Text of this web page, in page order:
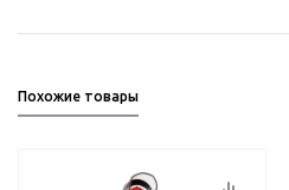
Похожие товары